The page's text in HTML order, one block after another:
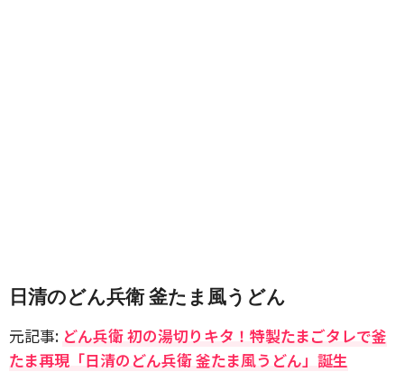
日清のどん兵衛 釜たま風うどん
元記事: どん兵衛 初の湯切りキタ！特製たまごタレで釜
たま再現「日清のどん兵衛 釜たま風うどん」誕生